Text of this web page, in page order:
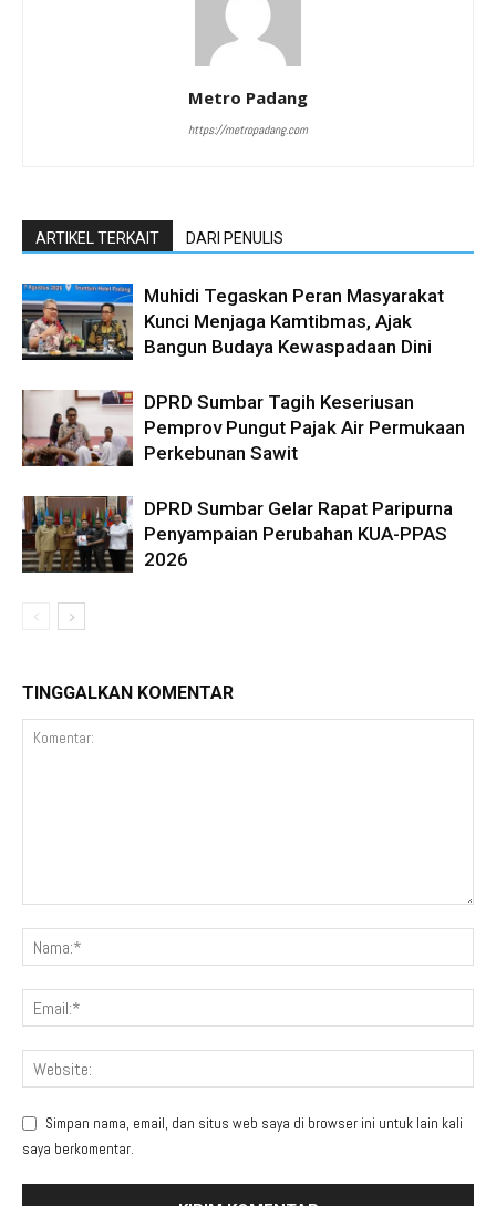
Metro Padang
https://metropadang.com
ARTIKEL TERKAIT DARI PENULIS
Muhidi Tegaskan Peran Masyarakat
Kunci Menjaga Kamtibmas, Ajak
Bangun Budaya Kewaspadaan Dini
DPRD Sumbar Tagih Keseriusan
Pemprov Pungut Pajak Air Permukaan
Perkebunan Sawit
DPRD Sumbar Gelar Rapat Paripurna
Penyampaian Perubahan KUA-PPAS
2026
TINGGALKAN KOMENTAR
Simpan nama, email, dan situs web saya di browser ini untuk lain kali
saya berkomentar.